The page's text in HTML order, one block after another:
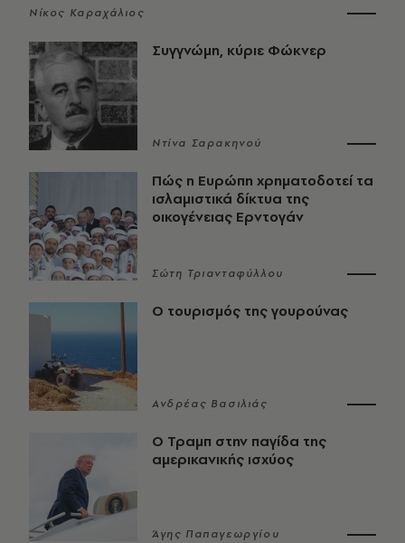
Νίκος Καραχάλιος
Συγγνώμη, κύριε Φώκνερ
Ντίνα Σαρακηνού
Πώς η Ευρώπη χρηματοδοτεί τα
ισλαμιστικά δίκτυα της
οικογένειας Ερντογάν
Σώτη Τριανταφύλλου
Ο τουρισμός της γουρούνας
Ανδρέας Βασιλιάς
Ο Τραμπ στην παγίδα της
αμερικανικής ισχύος
Άγης Παπαγεωργίου